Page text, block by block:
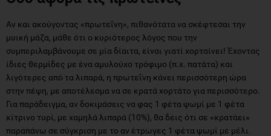
Αν και ακούγοντας «πρωτεΐνη», πιθανότατα να σκέφτεσαι την
μυική μάζα, μάθε ότι ο κυριότερος λόγος που την
συμπεριλαμβάνουμε σε μία δίαιτα, είναι γιατί χορταίνει! Έχοντας
ίδιες θερμίδες με ένα αμυλούχο τρόφιμο (π.χ. πατάτα) και
λιγότερες από τα λιπαρά, η πρωτεΐνη κάνει περισσότερη ώρα
στην πέψη, με αποτέλεσμα να σε κρατά χορτάτο για περισσότερο.
Για παράδειγμα, αν δοκιμάσεις να φας 1 φέτα ψωμί με 1 φέτα
κίτρινο τυρί, με χαμηλά λιπαρά (10%), θα δεις ότι σε «κρατάει»
παραπάνω σε σύγκριση με το αν έτρωγες 1 φέτα ψωμί με μέλι.